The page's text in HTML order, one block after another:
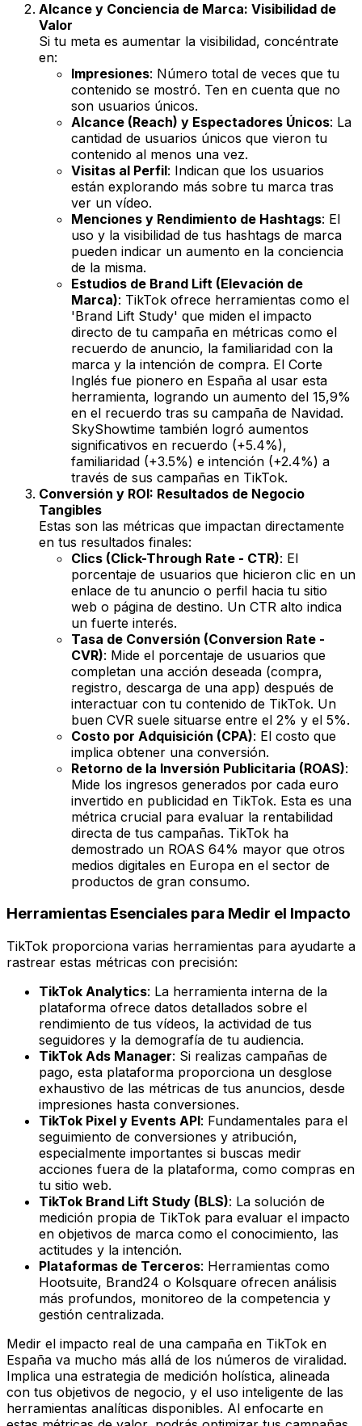
Alcance y Conciencia de Marca: Visibilidad de
Valor
Si tu meta es aumentar la visibilidad, concéntrate
en:
Impresiones: Número total de veces que tu
contenido se mostró. Ten en cuenta que no
son usuarios únicos.
Alcance (Reach) y Espectadores Únicos: La
cantidad de usuarios únicos que vieron tu
contenido al menos una vez.
Visitas al Perfil: Indican que los usuarios
están explorando más sobre tu marca tras
ver un vídeo.
Menciones y Rendimiento de Hashtags: El
uso y la visibilidad de tus hashtags de marca
pueden indicar un aumento en la conciencia
de la misma.
Estudios de Brand Lift (Elevación de
Marca): TikTok ofrece herramientas como el
'Brand Lift Study' que miden el impacto
directo de tu campaña en métricas como el
recuerdo de anuncio, la familiaridad con la
marca y la intención de compra. El Corte
Inglés fue pionero en España al usar esta
herramienta, logrando un aumento del 15,9%
en el recuerdo tras su campaña de Navidad.
SkyShowtime también logró aumentos
significativos en recuerdo (+5.4%),
familiaridad (+3.5%) e intención (+2.4%) a
través de sus campañas en TikTok.
Conversión y ROI: Resultados de Negocio
Tangibles
Estas son las métricas que impactan directamente
en tus resultados finales:
Clics (Click-Through Rate - CTR): El
porcentaje de usuarios que hicieron clic en un
enlace de tu anuncio o perfil hacia tu sitio
web o página de destino. Un CTR alto indica
un fuerte interés.
Tasa de Conversión (Conversion Rate -
CVR): Mide el porcentaje de usuarios que
completan una acción deseada (compra,
registro, descarga de una app) después de
interactuar con tu contenido de TikTok. Un
buen CVR suele situarse entre el 2% y el 5%.
Costo por Adquisición (CPA): El costo que
implica obtener una conversión.
Retorno de la Inversión Publicitaria (ROAS):
Mide los ingresos generados por cada euro
invertido en publicidad en TikTok. Esta es una
métrica crucial para evaluar la rentabilidad
directa de tus campañas. TikTok ha
demostrado un ROAS 64% mayor que otros
medios digitales en Europa en el sector de
productos de gran consumo.
Herramientas Esenciales para Medir el Impacto
TikTok proporciona varias herramientas para ayudarte a
rastrear estas métricas con precisión:
TikTok Analytics: La herramienta interna de la
plataforma ofrece datos detallados sobre el
rendimiento de tus vídeos, la actividad de tus
seguidores y la demografía de tu audiencia.
TikTok Ads Manager: Si realizas campañas de
pago, esta plataforma proporciona un desglose
exhaustivo de las métricas de tus anuncios, desde
impresiones hasta conversiones.
TikTok Pixel y Events API: Fundamentales para el
seguimiento de conversiones y atribución,
especialmente importantes si buscas medir
acciones fuera de la plataforma, como compras en
tu sitio web.
TikTok Brand Lift Study (BLS): La solución de
medición propia de TikTok para evaluar el impacto
en objetivos de marca como el conocimiento, las
actitudes y la intención.
Plataformas de Terceros: Herramientas como
Hootsuite, Brand24 o Kolsquare ofrecen análisis
más profundos, monitoreo de la competencia y
gestión centralizada.
Medir el impacto real de una campaña en TikTok en
España va mucho más allá de los números de viralidad.
Implica una estrategia de medición holística, alineada
con tus objetivos de negocio, y el uso inteligente de las
herramientas analíticas disponibles. Al enfocarte en